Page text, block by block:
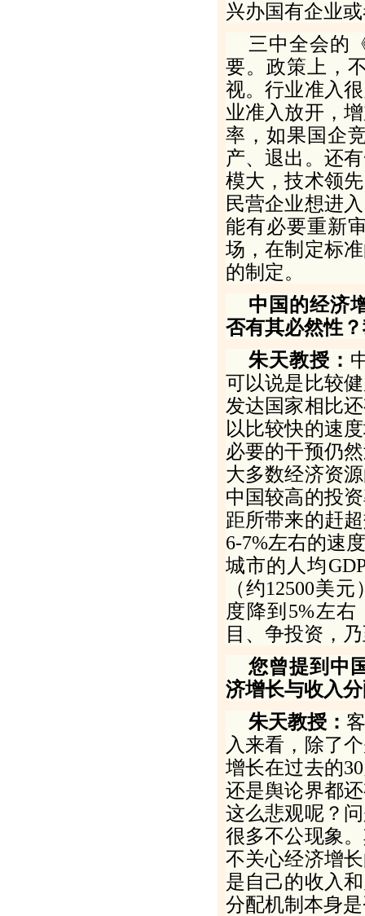
兴办国有企业
三中全会的
要。政策上，
视。行业准入
业准入放开，
率，如果国企
产、退出。还
模大，技术领
民营企业想进
能有必要重新
场，在制定标
的制定。
中国的经济
否有其必然性
朱天教授：
可以说是比较
发达国家相比
以比较快的速
必要的干预仍
大多数经济资
中国较高的投
距所带来的赶
6-7%左右的速
城市的人均
（约12500美元
度降到 5%左右
目、争投资，
您曾提到中
济增长与收入
朱天教授：
入来看，除了
增长在过去的30
还是舆论界都
这么悲观呢？
很多不公现象
不关心经济增
是自己的收入
分配机制本身